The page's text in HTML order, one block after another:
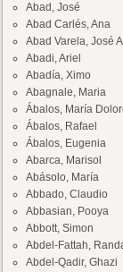
Abad, José
Abad Carlés, Ana
Abad Varela, José
Abadi, Ariel
Abadía, Ximo
Abagnale, Maria
Ábalos, María
Ábalos, Rafael
Ábalos, Eugenia
Abarca, Marisol
Abásolo, María
Abbado, Claudio
Abbasian, Pooya
Abbott, Simon
Abdel-Fattah,
Abdel-Qadir, Ghazi